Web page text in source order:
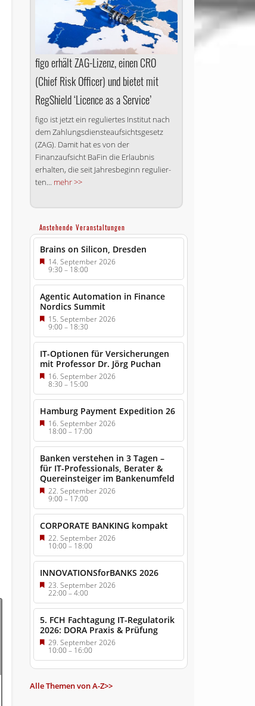
figo erhält ZAG-Lizenz, einen CRO
(Chief Risk Officer) und bietet mit
RegShield ‘Licence as a Service’
figo ist jetzt ein reguliertes Institut nach
dem Zahlungs­dienste­aufsichtsgesetz
(ZAG). Damit hat es von der
Finanzaufsicht BaFin die Erlaubnis
erhalten, die seit Jah­res­be­ginn re­gu­lier­
ten... mehr >>
Anstehende Veranstaltungen
Brains on Silicon, Dresden
14. September 2026
9:30–18:00
Agentic Automation in Finance
Nordics Summit
15. September 2026
9:00–18:30
IT-Optionen für Versicherungen
mit Professor Dr. Jörg Puchan
16. September 2026
8:30–15:00
Hamburg Payment Expedition 26
16. September 2026
18:00– 17:00
Banken verstehen in 3 Tagen –
für IT-Professionals, Berater &
Quereinsteiger im Bankenumfeld
22. September 2026
9:00–17:00
CORPORATE BANKING kompakt
22. September 2026
10:00– 18:00
INNOVATIONSforBANKS 2026
23. September 2026
22:00–4:00
5. FCH Fachtagung IT-Regulatorik
2026: DORA Praxis & Prüfung
29. September 2026
10:00– 16:00
Alle Themen von A-Z>>